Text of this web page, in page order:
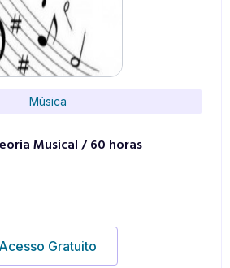
Música
Musical / 60 horas
Acesso Gratuito